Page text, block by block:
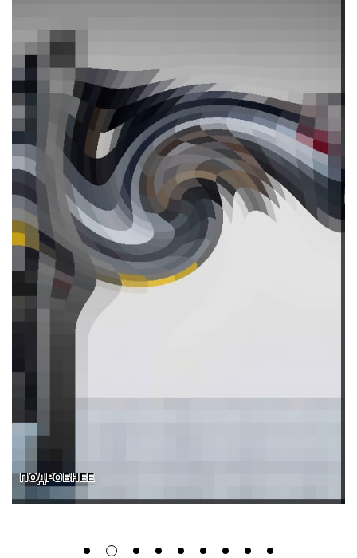
ПОДРОБНЕЕ